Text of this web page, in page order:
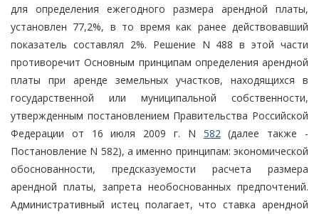
для определения ежегодного размера арендной платы,
установлен 77,2%, в то время как ранее действовавший
показатель составлял 2%. Решение N 488 в этой части
противоречит Основным принципам определения арендной
платы при аренде земельных участков, находящихся в
государственной или муниципальной собственности,
утвержденным постановлением Правительства Российской
Федерации от 16 июля 2009 г. N 582 (далее также -
Постановление N 582), а именно принципам: экономической
обоснованности, предсказуемости расчета размера
арендной платы, запрета необоснованных предпочтений.
Административный истец полагает, что ставка арендной